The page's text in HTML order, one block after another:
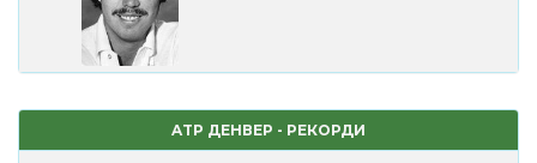
ATP ДЕНВЕР - РЕКОРДИ